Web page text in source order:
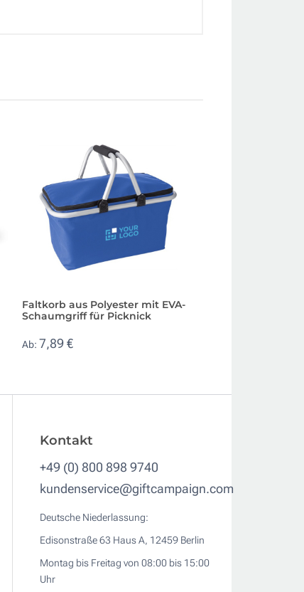
Faltkorb aus Polyester mit EVA-
Schaumgriff für Picknick
Ab: 7,89 €
Kontakt
+49 (0) 800 898 9740
kundenservice@giftcampaign.com
Deutsche Niederlassung:
Edisonstraße 63 Haus A, 12459 Berlin
Montag bis Freitag von 08:00 bis 15:00
Uhr